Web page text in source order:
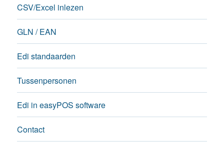
CSV/Excel inlezen
GLN / EAN
Edi standaarden
Tussenpersonen
Edi in easyPOS software
Contact